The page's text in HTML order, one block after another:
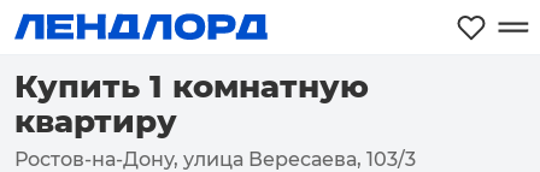
Купить 1 комнатную
квартиру
Ростов-на-Дону, улица Вересаева, 103/3